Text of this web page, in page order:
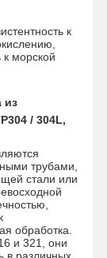
О Компании
к
к морской
из
/ 304L,
трубами,
стали или
обработка.
и 321, они
в различных